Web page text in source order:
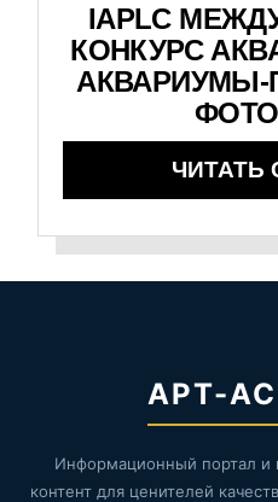
IAPLC
КОНКУРС
АКВАРИУМЫ-
ФОТО
ЧИТАТЬ
АРТ-
Информационный портал и
контент для ценителей